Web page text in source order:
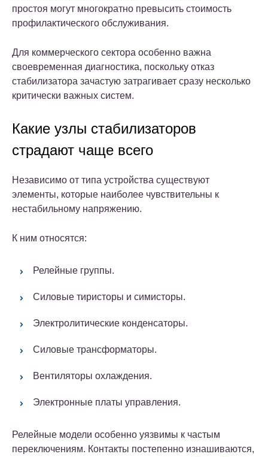
простоя могут многократно превысить стоимость
профилактического обслуживания.
Для коммерческого сектора особенно важна
своевременная диагностика, поскольку отказ
стабилизатора зачастую затрагивает сразу несколько
критически важных систем.
Какие узлы стабилизаторов
страдают чаще всего
Независимо от типа устройства существуют
элементы, которые наиболее чувствительны к
нестабильному напряжению.
К ним относятся:
Релейные группы.
Силовые тиристоры и симисторы.
Электролитические конденсаторы.
Силовые трансформаторы.
Вентиляторы охлаждения.
Электронные платы управления.
Релейные модели особенно уязвимы к частым
переключениям. Контакты постепенно изнашиваются,